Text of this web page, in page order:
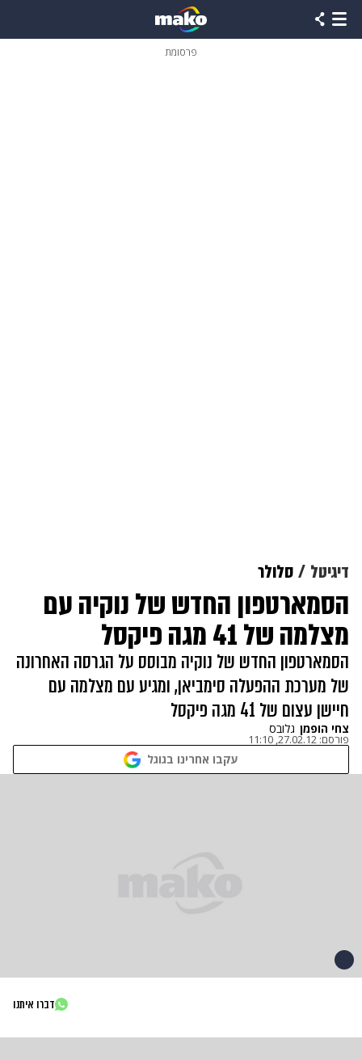
פרסומת
דיגיטל סלולר
הסמארטפון החדש של נוקיה עם
מצלמה של 41 מגה פיקסל
הסמארטפון החדש של נוקיה מבוסס על הגרסה האחרונה
של מערכת ההפעלה סימביאן, ומגיע עם מצלמה עם
חיישן עצום של 41 מגה פיקסל
צחי הופמן גלובס
פורסם:27.02.12, 11:10
עקבו אחרינו בגוגל
דברו איתנו